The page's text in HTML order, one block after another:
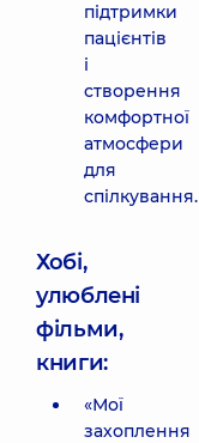
підтримки
пацієнтів
і
створення
комфортної
атмосфери
для
спілкування.
Хобі,
улюблені
фільми,
книги:
«Мої
захоплення